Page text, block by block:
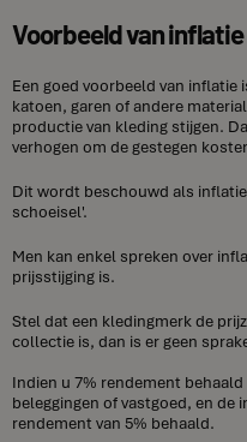
Voorbeeld van inflatie
Een goed voorbeeld van
katoen, garen of andere
productie van kleding stijgen.
verhogen om de gestegen
Dit wordt beschouwd als
schoeisel'.
Men kan enkel spreken over
prijsstijging is.
Stel dat een kledingmerk de
collectie is, dan is er geen
Indien u 7% rendement
beleggingen of vastgoed, en de
rendement van 5% behaald.